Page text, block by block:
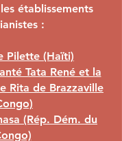
établissements
:
Pilette (Haïti)
Tata René et la
Rita de Brazzaville
(Rép. Dém. du